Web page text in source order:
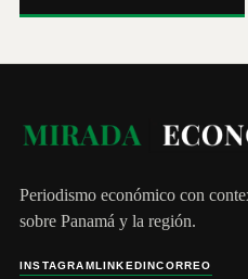
Periodismo económico con
sobre Panamá y la región.
INSTAGRAMLINKEDINCORREO